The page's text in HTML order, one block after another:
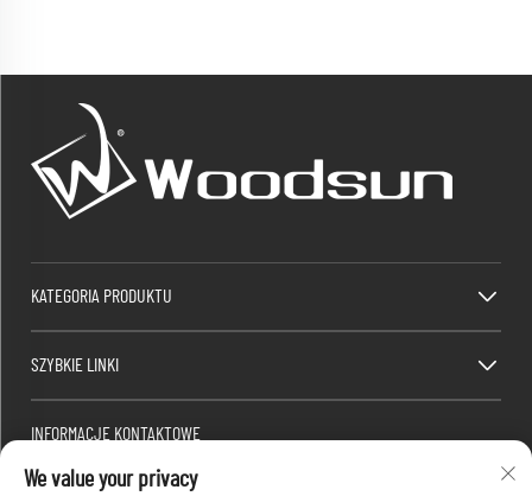
KATEGORIA PRODUKTU
SZYBKIE LINKI
INFORMACJE KONTAKTOWE
Factory/Office add : Strefa Przemysłowa Dawang, południowa część chińskiej drogi
We value your privacy